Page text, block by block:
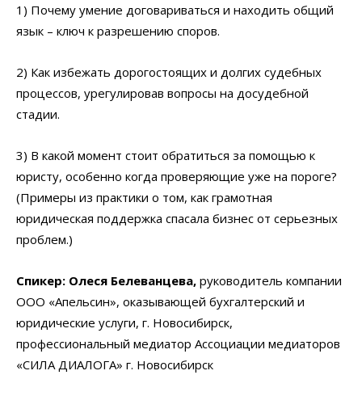
1) Почему умение договариваться и находить общий
язык – ключ к разрешению споров.
2) Как избежать дорогостоящих и долгих судебных
процессов, урегулировав вопросы на досудебной
стадии.
3) В какой момент стоит обратиться за помощью к
юристу, особенно когда проверяющие уже на пороге?
(Примеры из практики о том, как грамотная
юридическая поддержка спасала бизнес от серьезных
проблем.)
Спикер: Олеся Белеванцева, руководитель компании
ООО «Апельсин», оказывающей бухгалтерский и
юридические услуги, г. Новосибирск,
профессиональный медиатор Ассоциации медиаторов
«СИЛА ДИАЛОГА» г. Новосибирск